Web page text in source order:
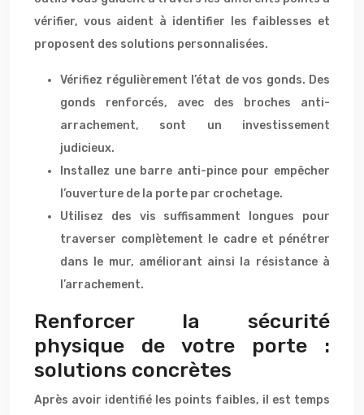
vérifier, vous aident à identifier les faiblesses et
proposent des solutions personnalisées.
Vérifiez régulièrement l’état de vos gonds. Des
gonds renforcés, avec des broches anti-
arrachement, sont un investissement
judicieux.
Installez une barre anti-pince pour empêcher
l’ouverture de la porte par crochetage.
Utilisez des vis suffisamment longues pour
traverser complètement le cadre et pénétrer
dans le mur, améliorant ainsi la résistance à
l’arrachement.
Renforcer la sécurité
physique de votre porte :
solutions concrètes
Après avoir identifié les points faibles, il est temps